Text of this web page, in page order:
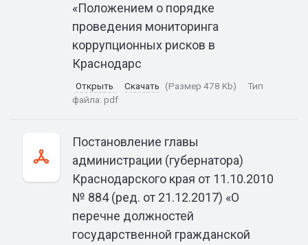
«Положением о порядке
проведения мониторинга
коррупционных рисков в
Краснодарс
Открыть Скачать (Размер 478 Kb)
Тип
файла: pdf
Постановление главы
администрации (губернатора)
Краснодарского края от 11.10.2010
№ 884 (ред. от 21.12.2017) «О
перечне должностей
государственной гражданской